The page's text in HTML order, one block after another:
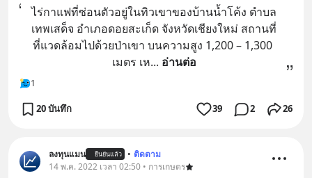
ไร่กาแฟที่ซ่อนตัวอยู่ในทิวเขาของบ้านน้ำโค้ง ตำบล
เทพเสด็จ อำเภอดอยสะเก็ด จังหวัดเชียงใหม่ สถานที่
ที่แวดล้อมไปด้วยป่าเขา บนความสูง 1,200 – 1,300
เมตร เห... อ่านต่อ
1
20 บันทึก 39 2 26
ลงทุนแมน ยืนยันแล้ว • ติดตาม
14 พ.ค. 2022 เวลา 02:50 • การเกษตร